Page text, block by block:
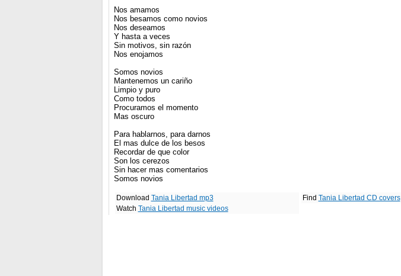
Nos amamos
Nos besamos como novios
Nos deseamos
Y hasta a veces
Sin motivos, sin razón
Nos enojamos
Somos novios
Mantenemos un cariño
Limpio y puro
Como todos
Procuramos el momento
Mas oscuro
Para hablarnos, para darnos
El mas dulce de los besos
Recordar de que color
Son los cerezos
Sin hacer mas comentarios
Somos novios
Download Tania Libertad mp3
Watch Tania Libertad music videos
Find Tania Libertad CD covers